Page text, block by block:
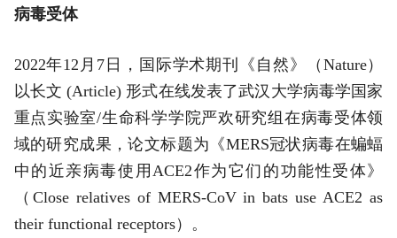
病毒受体
2022年12月7日，国际学术期刊《自然》（Nature）
以长文 (Article) 形式在线发表了武汉大学病毒学国家
重点实验室/生命科学学院严欢研究组在病毒受体领
域的研究成果，论文标题为《MERS冠状病毒在蝙蝠
中的近亲病毒使用ACE2作为它们的功能性受体》
（Close relatives of MERS-CoV in bats use ACE2 as
their functional receptors）。